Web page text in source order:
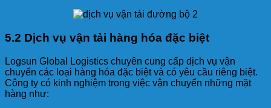
5.2 Dịch vụ vận tải hàng hóa đặc biệt
Logsun Global Logistics chuyên cung cấp dịch vụ vận
chuyển các loại hàng hóa đặc biệt và có yêu cầu riêng biệt.
Công ty có kinh nghiệm trong việc vận chuyển những mặt
hàng như: